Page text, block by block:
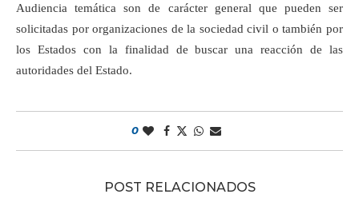
Audiencia temática son de carácter general que pueden ser
solicitadas por organizaciones de la sociedad civil o también por
los Estados con la finalidad de buscar una reacción de las
autoridades del Estado.
0
POST RELACIONADOS